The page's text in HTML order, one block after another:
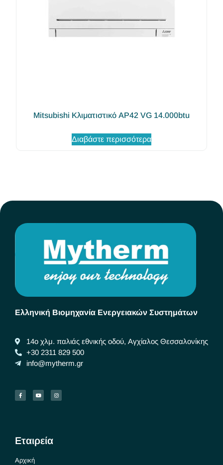
Mitsubishi Κλιματιστικό AP42 VG 14.000btu
Διαβάστε περισσότερα
Ελληνική Βιομηχανία Ενεργειακών Συστημάτων
14ο χλμ. παλιάς εθνικής οδού, Αγχίαλος Θεσσαλονίκης
+30 2311 829 500
info@mytherm.gr
Εταιρεία
Αρχική